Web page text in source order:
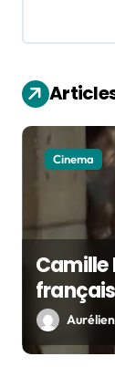
g
a
t
i
Cinema
Camille
et sa